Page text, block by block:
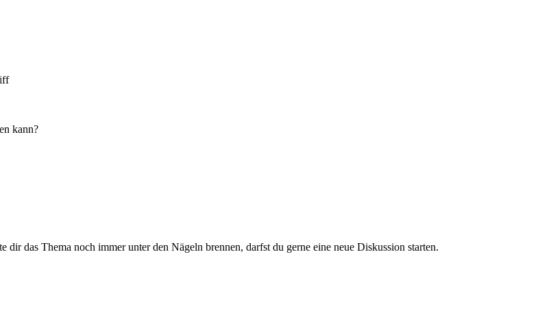
kann?
das Thema noch immer unter den Nägeln brennen, darfst du gerne eine neue Diskussion starten.